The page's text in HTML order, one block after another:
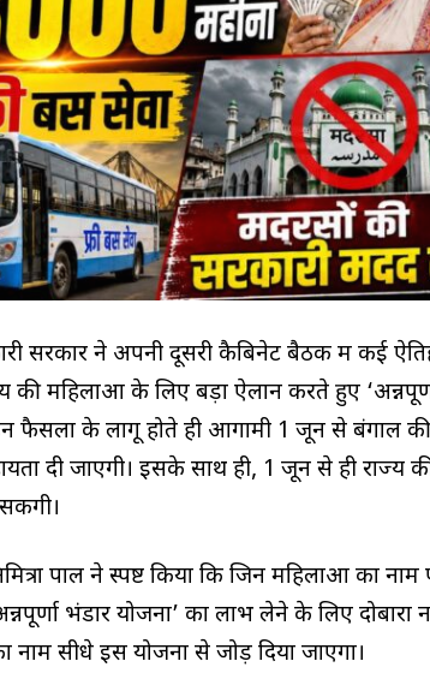
सरकार ने अपनी दूसरी कैबिनेट बैठक में कई
महिलाओं के लिए बड़ा ऐलान करते हुए
फैसलों के लागू होते ही आगामी 1 जून से बंगाल की
दी जाएगी। इसके साथ ही, 1 जून से ही राज्य
पाल ने स्पष्ट किया कि जिन महिलाओं का
भंडार योजना’ का लाभ लेने के लिए दोबारा
सीधे इस योजना से जोड़ दिया जाएगा।